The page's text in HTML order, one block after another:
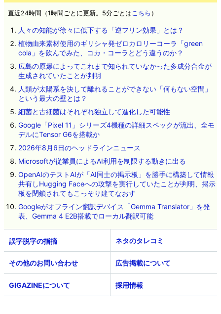
直近24時間（1時間ごとに更新。5分ごとはこちら ）
人々の知能が徐々に低下する「逆フリン効果」とは？
植物由来素材使用のギリシャ発ゼロカロリーコーラ「green
cola」を飲んでみた、コカ・コーラとどう違うのか？
広島の原爆によってこれまで知られていなかった多成分合金が
生成されていたことが判明
人類が太陽系を決して離れることができない「何もない空間」
という最大の壁とは？
細菌と古細菌はそれぞれ独立して進化した可能性
Google「Pixel 11」シリーズ4機種の詳細スペックが流出、全モ
デルにTensor G6を搭載か
2026年8月6日のヘッドラインニュース
Microsoftが従業員によるAI利用を制限する動きに出る
OpenAIのテストAIが「AI同士の掲示板」を勝手に構築して情報
共有しHugging Faceへの攻撃を実行していたことが判明、掲示
板を閉鎖されてもこっそり建てなおす
Googleがオフライン翻訳デバイス「Gemma Translator」を発
表、Gemma 4 E2B搭載でローカル翻訳可能
ネタのタレコミ
その他のお問い合わせ 広告掲載について
GIGAZINEについて 採用情報